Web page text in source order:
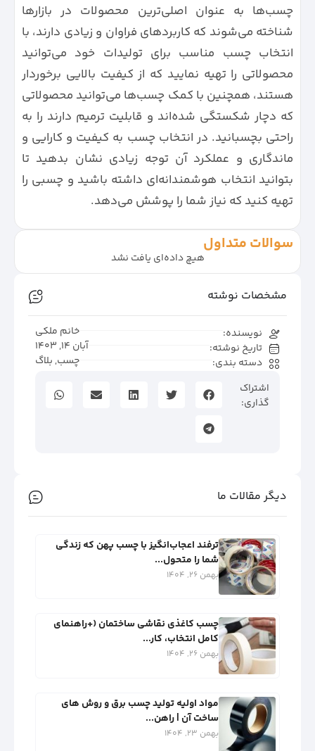
چسب‌ها به عنوان اصلی‌ترین محصولات در بازارها
شناخته می‌شوند که کاربردهای فراوان و زیادی دارند، با
انتخاب چسب مناسب برای تولیدات خود می‌توانید
محصولاتی را تهیه نمایید که از کیفیت بالایی برخوردار
هستند، همچنین با کمک چسب‌ها می‌توانید محصولاتی
که دچار شکستگی شده‌اند و قابلیت ترمیم دارند را به
راحتی بچسبانید. در انتخاب چسب به کیفیت و کارایی و
ماندگاری و عملکرد آن توجه زیادی نشان بدهید تا
بتوانید انتخاب هوشمندانه‌ای داشته باشید و چسبی را
تهیه کنید که نیاز شما را پوشش می‌دهد.
سوالات متداول
هیچ داده‌ای یافت نشد
مشخصات نوشته
نویسنده:
خانم ملکی
تاریخ نوشته:
آبان 14, 1403
دسته بندی:
چسب, بلاگ
اشتراک
گذاری:
دیگر مقالات ما
ترفند اعجاب‌انگیز با چسب پهن که زندگی
شما را متحول...
بهمن 26, 1404
چسب کاغذی نقاشی ساختمان (+راهنمای
کامل انتخاب، کار...
بهمن 26, 1404
مواد اولیه تولید چسب برق و روش‌ های
ساخت آن | راهن...
بهمن 23, 1404